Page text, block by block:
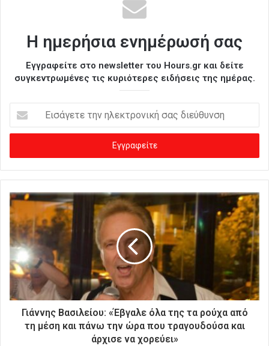
Η ημερήσια ενημέρωσή σας
Εγγραφείτε στο newsletter του Hours.gr και δείτε
συγκεντρωμένες τις κυριότερες ειδήσεις της ημέρας.
σ
γ
ε
ε
τ
η
ν
η
λ
ε
τ
Γιάννης Βασιλείου: «Έβγαλε όλα της τα ρούχα από
τη μέση και πάνω την ώρα που τραγουδούσα και
άρχισε να χορεύει»